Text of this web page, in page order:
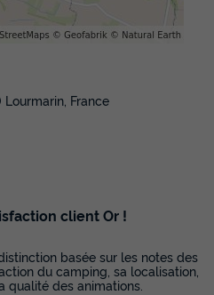
- Gordes - 28m²
Chambres Salle de bain
Climatisation
France
client Or !
basée sur les notes des
du camping, sa localisation,
qualité des animations.